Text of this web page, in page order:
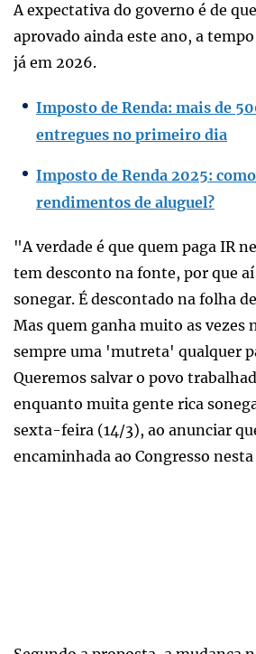
A expectativa do governo é de
aprovado ainda este ano, a
já em 2026.
Imposto de Renda: mais de
entregues no primeiro dia
Imposto de Renda 2025:
rendimentos de aluguel?
"A verdade é que quem paga IR
tem desconto na fonte, por que
sonegar. É descontado na folha
Mas quem ganha muito as vezes
sempre uma 'mutreta' qualquer
Queremos salvar o povo
enquanto muita gente rica
sexta-feira (14/3), ao anunciar
encaminhada ao Congresso